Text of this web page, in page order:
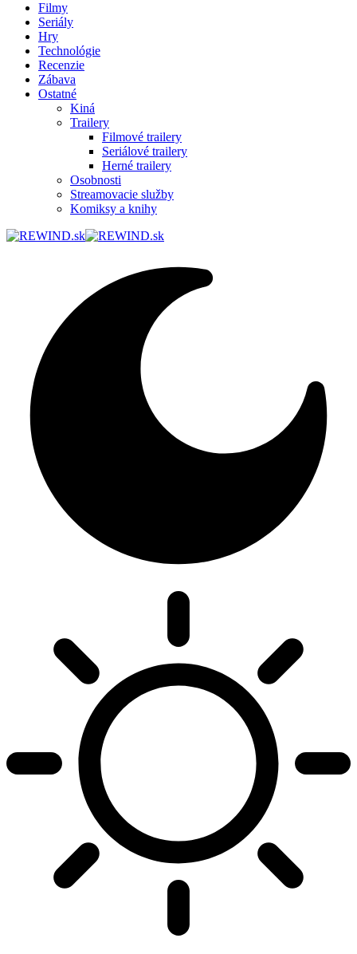
Filmy
Seriály
Hry
Technológie
Recenzie
Zábava
Ostatné
Kiná
Trailery
Filmové trailery
Seriálové trailery
Herné trailery
Osobnosti
Streamovacie služby
Komiksy a knihy